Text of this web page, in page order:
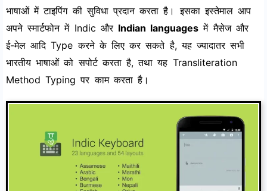
भाषाओं में टाइपिंग की सुविधा प्रदान करता है। इसका इस्तेमाल आप
अपने स्मार्टफोन में Indic और Indian languages में मैसेज और
ई-मेल आदि Type करने के लिए कर सकते है, यह ज्यादातर सभी
भारतीय भाषाओं को सपोर्ट करता है, तथा यह Transliteration
Method Typing पर काम करता है।